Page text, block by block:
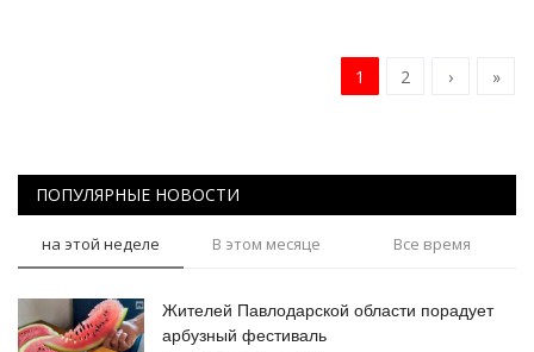
1 2 › »
ПОПУЛЯРНЫЕ НОВОСТИ
на этой неделе В этом месяце Все время
Жителей Павлодарской области порадует
арбузный фестиваль